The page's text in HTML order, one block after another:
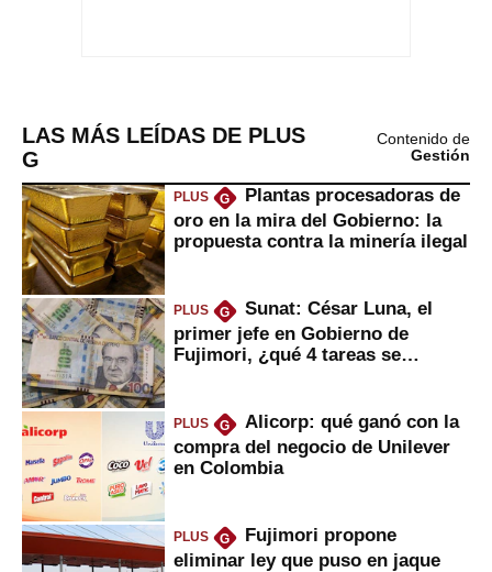
LAS MÁS LEÍDAS DE PLUS
G
Contenido de
Gestión
PLUS G
Plantas procesadoras de
oro en la mira del Gobierno: la
propuesta contra la minería ilegal
PLUS G
Sunat: César Luna, el
primer jefe en Gobierno de
Fujimori, ¿qué 4 tareas se
PLUS G
Alicorp: qué ganó con la
compra del negocio de Unilever
en Colombia
PLUS G
Fujimori propone
eliminar ley que puso en jaque